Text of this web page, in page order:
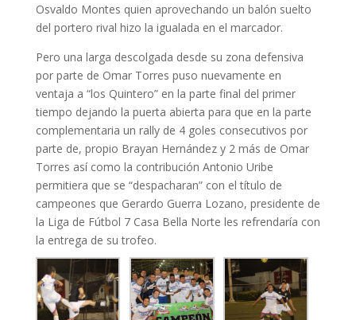
Osvaldo Montes quien aprovechando un balón suelto
del portero rival hizo la igualada en el marcador.
Pero una larga descolgada desde su zona defensiva
por parte de Omar Torres puso nuevamente en
ventaja a “los Quintero” en la parte final del primer
tiempo dejando la puerta abierta para que en la parte
complementaria un rally de 4 goles consecutivos por
parte de, propio Brayan Hernández y 2 más de Omar
Torres así como la contribución Antonio Uribe
permitiera que se “despacharan” con el título de
campeones que Gerardo Guerra Lozano, presidente de
la Liga de Fútbol 7 Casa Bella Norte les refrendaría con
la entrega de su trofeo.